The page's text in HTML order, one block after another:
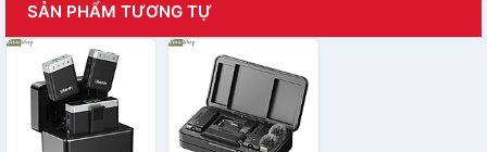
SẢN PHẨM TƯƠNG TỰ